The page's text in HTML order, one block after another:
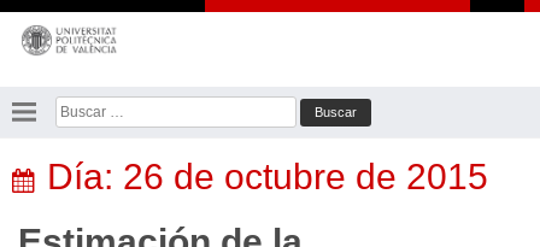
Saltar
contenido
Buscar:
Día: 26 de octubre de 2015